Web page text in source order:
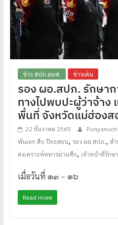
ข่าว สปภ.อผศ. ข่าวเด่น
รอง ผอ.สปภ. รักษา
ทางไปพบปะผู้ว่าจ้าง
พื้นที่ จังหวัดแม่ฮ่องส
22 ธันวาคม 2565
พันเอก สืบ ปิยะสอน, รอง ผอ.สปภ., ส
สงเคราะห์ทหารผ่านศึก, เจ้าหน้าที่รัก
เมื่อวันที่ ๑๓ – ๑๖
Read more